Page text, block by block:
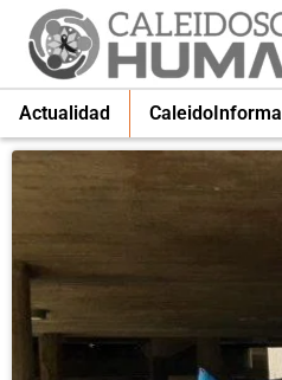
Actualidad CaleidoInforma